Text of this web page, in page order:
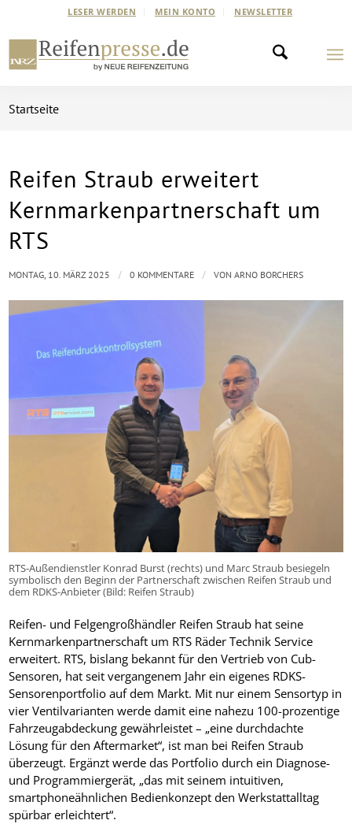
LESER WERDEN MEIN KONTO NEWSLETTER
Startseite
Reifen Straub erweitert
Kernmarkenpartnerschaft um
RTS
RTS-Außendienstler Konrad Burst (rechts) und Marc Straub besiegeln
symbolisch den Beginn der Partnerschaft zwischen Reifen Straub und
dem RDKS-Anbieter (Bild: Reifen Straub)
Reifen- und Felgengroßhändler Reifen Straub hat seine
Kernmarkenpartnerschaft um RTS Räder Technik Service
erweitert. RTS, bislang bekannt für den Vertrieb von Cub-
Sensoren, hat seit vergangenem Jahr ein eigenes RDKS-
Sensorenportfolio auf dem Markt. Mit nur einem Sensortyp in
vier Ventilvarianten werde damit eine nahezu 100-prozentige
Fahrzeugabdeckung gewährleistet – „eine durchdachte
Lösung für den Aftermarket“, ist man bei Reifen Straub
überzeugt. Ergänzt werde das Portfolio durch ein Diagnose-
und Programmiergerät, „das mit seinem intuitiven,
smartphoneähnlichen Bedienkonzept den Werkstattalltag
spürbar erleichtert“.
MONTAG, 10. MÄRZ 2025 / 0 KOMMENTARE / VONARNO BORCHERS